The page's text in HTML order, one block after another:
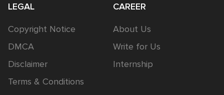
LEGAL
Copyright Notice
DMCA
Disclaimer
Terms & Conditions
CAREER
About Us
Write for Us
Internship